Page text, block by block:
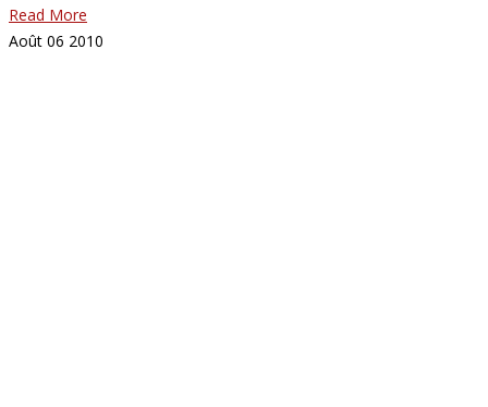
Read More
Août 06 2010